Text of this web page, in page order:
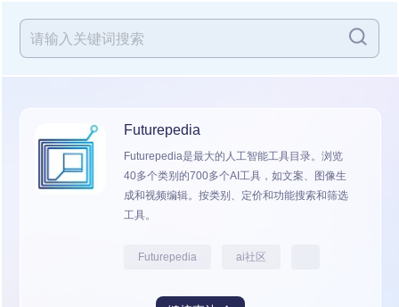
Futurepedia
Futurepedia是最大的人工智能工具目录。浏览
40多个类别的700多个AI工具，如文案、图像生
成和视频编辑。按类别、定价和功能搜索和筛选
工具。
Futurepedia ai社区